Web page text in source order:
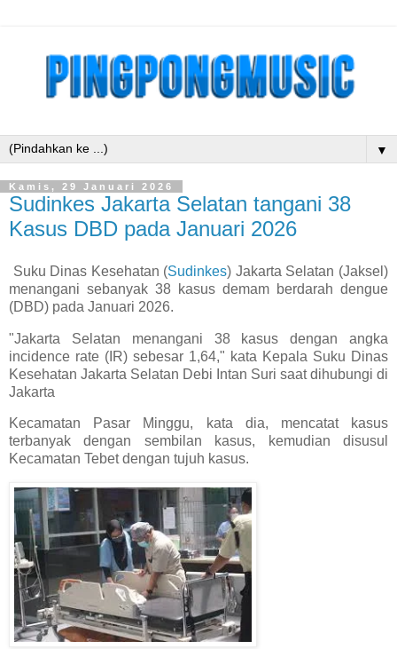
▼
Kamis, 29 Januari 2026
Sudinkes Jakarta Selatan tangani 38
Kasus DBD pada Januari 2026
Suku Dinas Kesehatan (Sudinkes) Jakarta Selatan (Jaksel)
menangani sebanyak 38 kasus demam berdarah dengue
(DBD) pada Januari 2026.
"Jakarta Selatan menangani 38 kasus dengan angka
incidence rate (IR) sebesar 1,64," kata Kepala Suku Dinas
Kesehatan Jakarta Selatan Debi Intan Suri saat dihubungi di
Jakarta
Kecamatan Pasar Minggu, kata dia, mencatat kasus
terbanyak dengan sembilan kasus, kemudian disusul
Kecamatan Tebet dengan tujuh kasus.